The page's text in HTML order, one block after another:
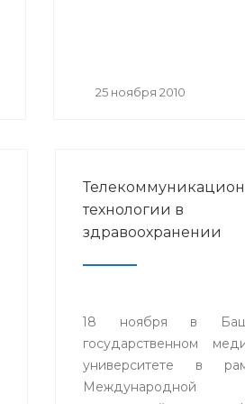
25 ноября 2010
технологии в
здравоохранении
18 ноября в
государственном
университете в
Международной